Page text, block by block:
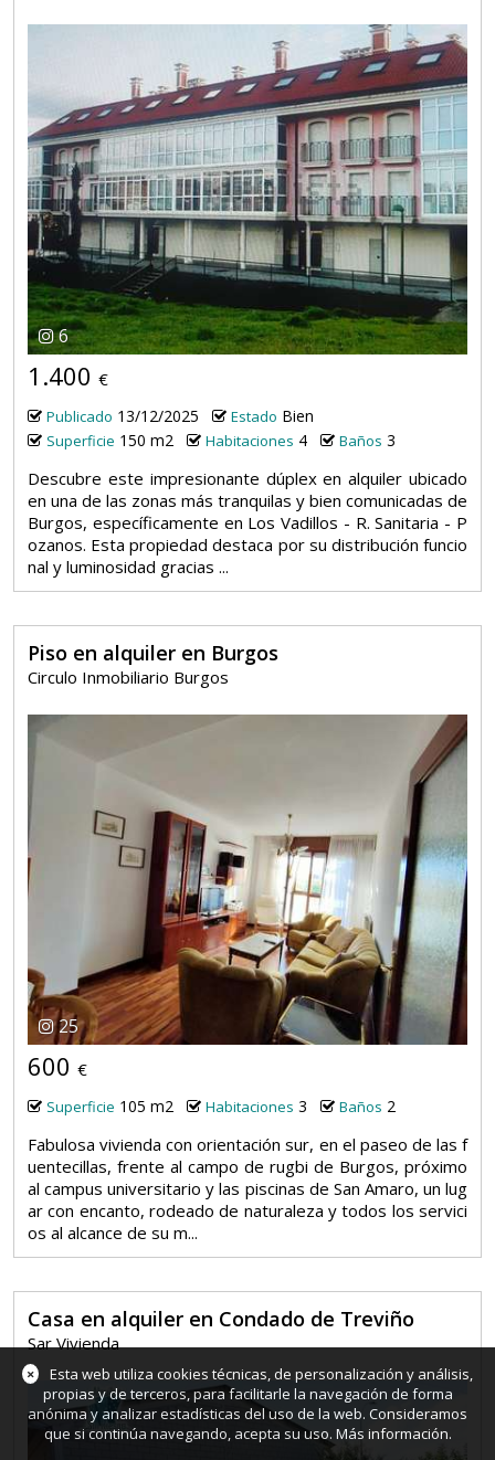
6
1.400 €
Publicado 13/12/2025 Estado Bien
Superficie 150 m2 Habitaciones 4 Baños 3
Descubre este impresionante dúplex en alquiler ubicado
en una de las zonas más tranquilas y bien comunicadas de
Burgos, específicamente en Los Vadillos - R. Sanitaria - P
ozanos. Esta propiedad destaca por su distribución funcio
nal y luminosidad gracias ...
Piso en alquiler en Burgos
Circulo Inmobiliario Burgos
25
600 €
Superficie 105 m2 Habitaciones 3 Baños 2
Fabulosa vivienda con orientación sur, en el paseo de las f
uentecillas, frente al campo de rugbi de Burgos, próximo
al campus universitario y las piscinas de San Amaro, un lug
ar con encanto, rodeado de naturaleza y todos los servici
os al alcance de su m...
Casa en alquiler en Condado de Treviño
Sar Vivienda
×
Esta web utiliza cookies técnicas, de personalización y análisis,
propias y de terceros, para facilitarle la navegación de forma
anónima y analizar estadísticas del uso de la web. Consideramos
que si continúa navegando, acepta su uso. Más información.